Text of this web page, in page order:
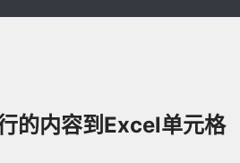
的内容到Excel单元格